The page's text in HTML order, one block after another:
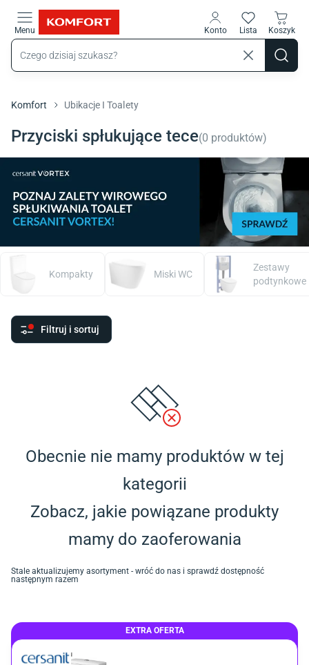
Menu Konto Lista Koszyk
Komfort Ubikacje I Toalety
Przyciski spłukujące tece(0 produktów)
Kompakty Miski WC
Zestawy
podtynkowe
Filtruj i sortuj
Obecnie nie mamy produktów w tej
kategorii
Zobacz, jakie powiązane produkty
mamy do zaoferowania
Stale aktualizujemy asortyment - wróć do nas i sprawdź dostępność
następnym razem
EXTRA OFERTA